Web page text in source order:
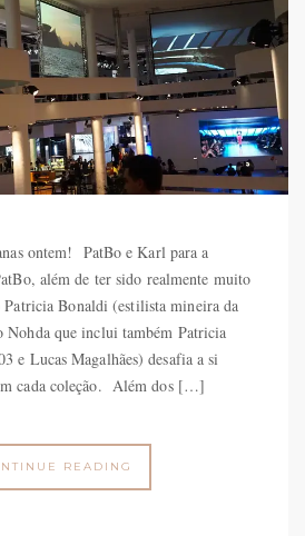
ontem! PatBo e Karl para a
além de ter sido realmente muito
Bonaldi (estilista mineira da
Nohda que inclui também Patricia
e Lucas Magalhães) desafia a si
cada coleção. Além dos […]
READING